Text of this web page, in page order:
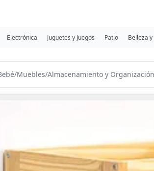
Electrónica Juguetes y Juegos Patio Belleza
/Muebles/Almacenamiento y Organización